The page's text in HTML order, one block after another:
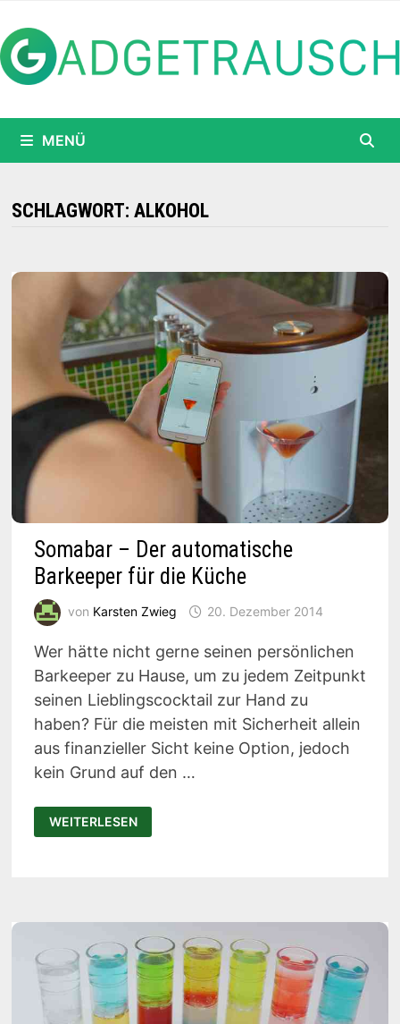
Inhalt
springen
MENÜ
SCHLAGWORT: ALKOHOL
Somabar – Der automatische
Barkeeper für die Küche
von Karsten Zwieg 20. Dezember 2014
Wer hätte nicht gerne seinen persönlichen
Barkeeper zu Hause, um zu jedem Zeitpunkt
seinen Lieblingscocktail zur Hand zu
haben? Für die meisten mit Sicherheit allein
aus finanzieller Sicht keine Option, jedoch
kein Grund auf den …
SOMABAR
–
DER
WEITERLESEN